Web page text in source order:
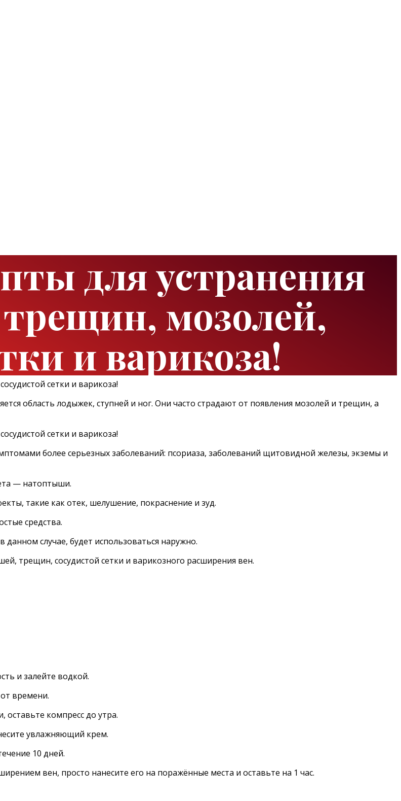
для устранения
мозолей,
и варикоза!
область лодыжек, ступней и ног. Они часто страдают от появления мозолей и трещин, а
более серьезных заболеваний: псориаза, заболеваний щитовидной железы, экземы и
— натоптыши.
такие как отек, шелушение, покраснение и зуд.
средства.
случае, будет использоваться наружно.
трещин, сосудистой сетки и варикозного расширения вен.
и залейте водкой.
времени.
оставьте компресс до утра.
увлажняющий крем.
10 дней.
вен, просто нанесите его на поражённые места и оставьте на 1 час.